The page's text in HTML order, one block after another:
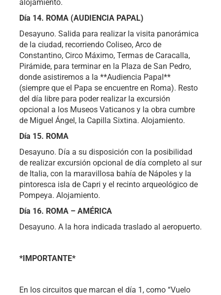
alojamiento.
Día 14. ROMA (AUDIENCIA PAPAL)
Desayuno. Salida para realizar la visita panorámica
de la ciudad, recorriendo Coliseo, Arco de
Constantino, Circo Máximo, Termas de Caracalla,
Pirámide, para terminar en la Plaza de San Pedro,
donde asistiremos a la **Audiencia Papal**
(siempre que el Papa se encuentre en Roma). Resto
del día libre para poder realizar la excursión
opcional a los Museos Vaticanos y la obra cumbre
de Miguel Ángel, la Capilla Sixtina. Alojamiento.
Día 15. ROMA
Desayuno. Día a su disposición con la posibilidad
de realizar excursión opcional de día completo al sur
de Italia, con la maravillosa bahía de Nápoles y la
pintoresca isla de Capri y el recinto arqueológico de
Pompeya. Alojamiento.
Día 16. ROMA – AMÉRICA
Desayuno. A la hora indicada traslado al aeropuerto.
*IMPORTANTE*
En los circuitos que marcan el día 1, como “Vuelo